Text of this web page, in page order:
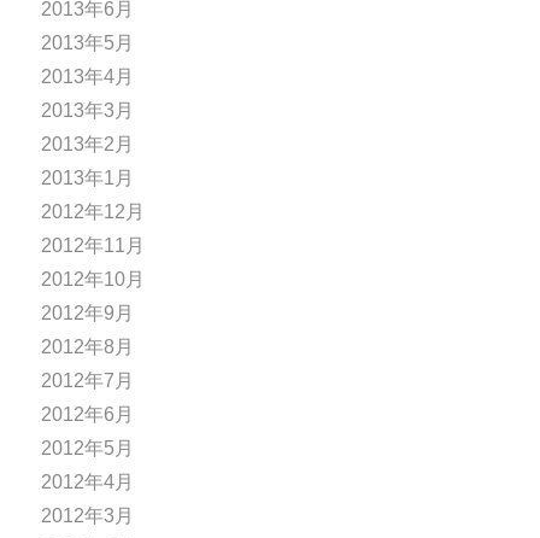
2013年6月
2013年5月
2013年4月
2013年3月
2013年2月
2013年1月
2012年12月
2012年11月
2012年10月
2012年9月
2012年8月
2012年7月
2012年6月
2012年5月
2012年4月
2012年3月